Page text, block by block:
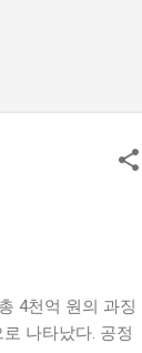
4천억 원의 과징
나타났다. 공정